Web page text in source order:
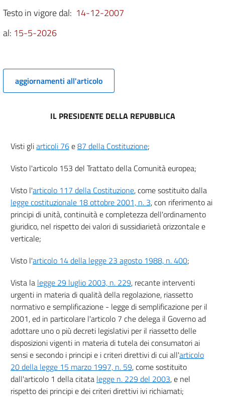
Capo I
5
6
11
12
Particolari modalità di informazione
Sezione I
Indicazione dei prezzi per unità di misura
13
14
16
17
17 bis
Titolo III
((PRATICHE COMMERCIALI,))PUBBLICITÀ E ALTRE COMUNICAZIONI
COMMERCIALI
Capo I
Disposizioni generali
18
19
Testo in vigore dal: 14-12-2007
al: 15-5-2026
aggiornamenti all'articolo
IL PRESIDENTE DELLA REPUBBLICA
Visti gliarticoli 76e87 della Costituzione;
Visto l'articolo 153 del Trattato della Comunità europea;
Visto l'articolo 117 della Costituzione, come sostituito dalla
legge costituzionale 18 ottobre 2001, n. 3, con riferimento ai
principi di unità, continuità e completezza dell'ordinamento
giuridico, nel rispetto dei valori di sussidiarietà orizzontale e
verticale;
Visto l'articolo 14 della legge 23 agosto 1988, n. 400;
Vista la legge 29 luglio 2003, n. 229, recante interventi
urgenti in materia di qualità della regolazione, riassetto
normativo e semplificazione - legge di semplificazione per il
2001, ed in particolare l'articolo 7 che delega il Governo ad
adottare uno o più decreti legislativi per il riassetto delle
disposizioni vigenti in materia di tutela dei consumatori ai
sensi e secondo i principi e i criteri direttivi di cui all'articolo
20 della legge 15 marzo 1997, n. 59, come sostituito
dall'articolo 1 della citata legge n. 229 del 2003, e nel
rispetto dei principi e dei criteri direttivi ivi richiamati;